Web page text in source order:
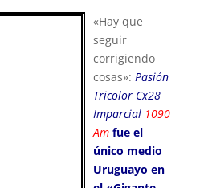
«Hay que
seguir
corrigiendo
cosas»: Pasión
Tricolor Cx28
Imparcial 1090
Amfue el
único medio
Uruguayo en